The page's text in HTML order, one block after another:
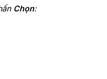
Chọn: